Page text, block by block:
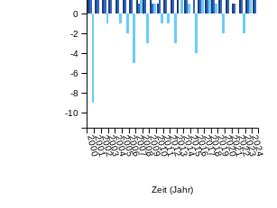
Zeit (Jahr)
200020012002200320042005200620072008200920102011201220132014201520162017201820192020202120222023
2024
-10
-8
-6
-4
-2
0